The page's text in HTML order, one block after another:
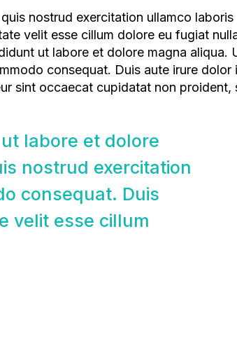
velit esse cillum dolore eu fugiat
ut labore et dolore magna aliqua.
consequat. Duis aute irure dolor
sint occaecat cupidatat non proident,
nostrud exercitation
consequat. Duis
velit esse cillum